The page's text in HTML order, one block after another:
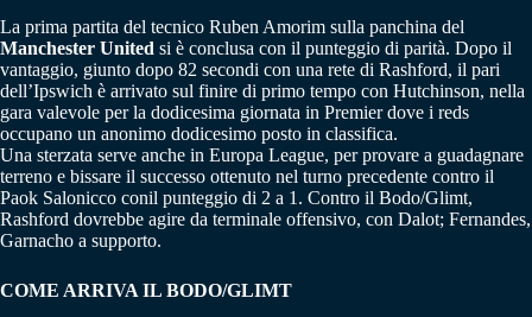
La prima partita del tecnico Ruben Amorim sulla panchina del
Manchester United si è conclusa con il punteggio di parità. Dopo il
vantaggio, giunto dopo 82 secondi con una rete di Rashford, il pari
dell’Ipswich è arrivato sul finire di primo tempo con Hutchinson, nella
gara valevole per la dodicesima giornata in Premier dove i reds
occupano un anonimo dodicesimo posto in classifica.
Una sterzata serve anche in Europa League, per provare a guadagnare
terreno e bissare il successo ottenuto nel turno precedente contro il
Paok Salonicco conil punteggio di 2 a 1. Contro il Bodo/Glimt,
Rashford dovrebbe agire da terminale offensivo, con Dalot; Fernandes,
Garnacho a supporto.
COME ARRIVA IL BODO/GLIMT